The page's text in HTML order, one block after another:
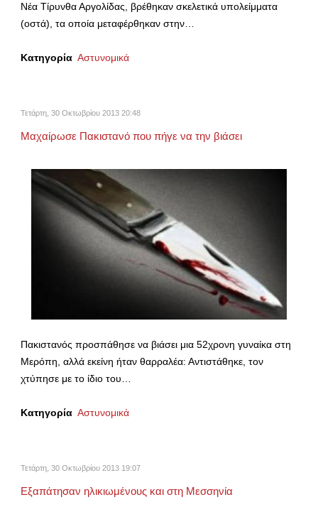
Νέα Τίρυνθα Αργολίδας, βρέθηκαν σκελετικά υπολείμματα
(οστά), τα οποία μεταφέρθηκαν στην…
Κατηγορία Αστυνομικά
Τετάρτη, 30 Οκτωβρίου 2013 20:48
Μαχαίρωσε Πακιστανό που πήγε να την βιάσει
Πακιστανός προσπάθησε να βιάσει μια 52χρονη γυναίκα στη
Μερόπη, αλλά εκείνη ήταν θαρραλέα: Αντιστάθηκε, τον
χτύπησε με το ίδιο του…
Κατηγορία Αστυνομικά
Τετάρτη, 30 Οκτωβρίου 2013 19:07
Εξαπάτησαν ηλικιωμένους και στη Μεσσηνία